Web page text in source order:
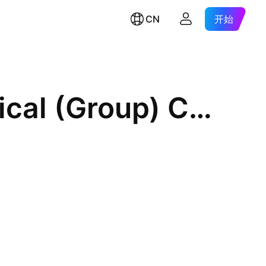
CN 开始
Shanghai Fosun Pharmaceutical (Group) Co., Ltd. Class H